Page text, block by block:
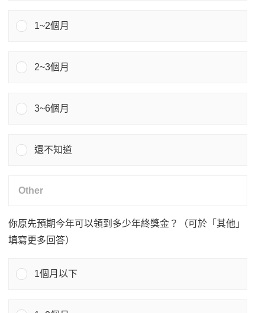
1~2個月
2~3個月
3~6個月
還不知道
你原先預期今年可以領到多少年終獎金？（可於「其他」
填寫更多回答）
1個月以下